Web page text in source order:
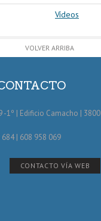
Vídeos
VOLVER ARRIBA
-1º | Edificio Camacho |
| 608 958 069
CONTACTO VÍA WEB